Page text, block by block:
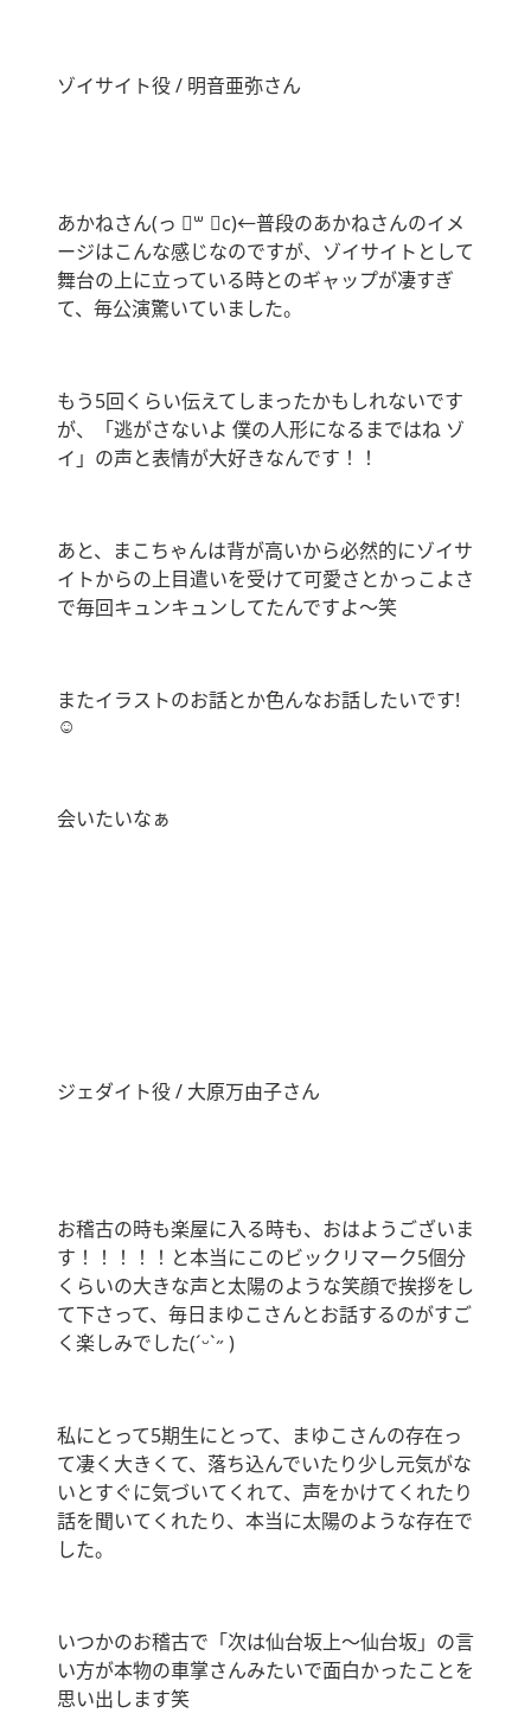
ゾイサイト役 / 明音亜弥さん
あかねさん‪(っ ॑꒳ ॑c)←普段のあかねさんのイメ
ージはこんな感じなのですが、ゾイサイトとして
舞台の上に立っている時とのギャップが凄すぎ
て、毎公演驚いていました。
もう5回くらい伝えてしまったかもしれないです
が、「逃がさないよ 僕の人形になるまではね ゾ
イ」の声と表情が大好きなんです！！
あと、まこちゃんは背が高いから必然的にゾイサ
イトからの上目遣いを受けて可愛さとかっこよさ
で毎回キュンキュンしてたんですよ～笑
またイラストのお話とか色んなお話したいです!
☺️
会いたいなぁ
ジェダイト役 / 大原万由子さん
お稽古の時も楽屋に入る時も、おはようございま
す！！！！！と本当にこのビックリマーク5個分
くらいの大きな声と太陽のような笑顔で挨拶をし
て下さって、毎日まゆこさんとお話するのがすご
く楽しみでした(ˊᵕˋ˶ )
私にとって5期生にとって、まゆこさんの存在っ
て凄く大きくて、落ち込んでいたり少し元気がな
いとすぐに気づいてくれて、声をかけてくれたり
話を聞いてくれたり、本当に太陽のような存在で
した。
いつかのお稽古で「次は仙台坂上～仙台坂」の言
い方が本物の車掌さんみたいで面白かったことを
思い出します笑